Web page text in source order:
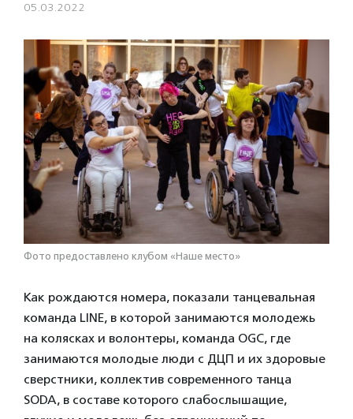
05.03.2022
Фото предоставлено клубом «Наше место»
Как рождаются номера, показали танцевальная
команда LINE, в которой занимаются молодежь
на колясках и волонтеры, команда OGC, где
занимаются молодые люди с ДЦП и их здоровые
сверстники, коллектив современного танца
SODA, в составе которого слабослышащие,